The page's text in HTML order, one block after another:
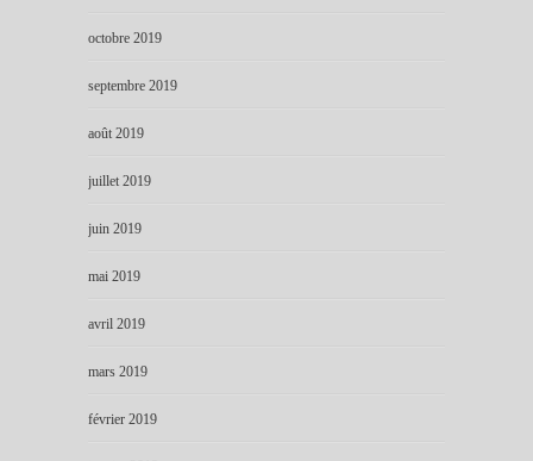
octobre 2019
septembre 2019
août 2019
juillet 2019
juin 2019
mai 2019
avril 2019
mars 2019
février 2019